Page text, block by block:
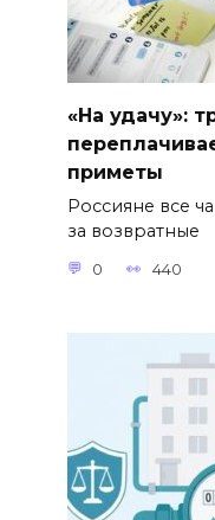
«На удачу»:
приметы
Россияне все
за возвратные
0 440